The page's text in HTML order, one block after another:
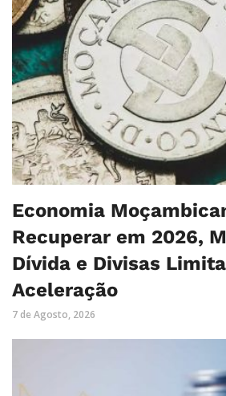
Economia
Recuperar em 2026,
Dívida e Divisas
Aceleração
7 de Agosto, 2026